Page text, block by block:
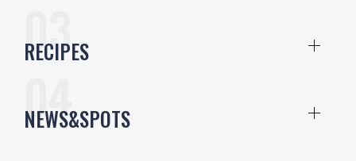
RECIPES
NEWS&SPOTS